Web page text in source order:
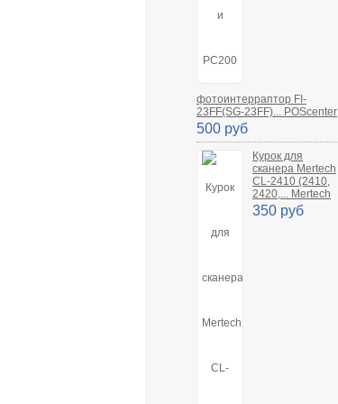
фотоинтерраптор FI-
23FF(SG-23FF)... POScenter
500 руб
Курок для
сканера Mertech
CL-2410 (2410,
2420,... Mertech
350 руб